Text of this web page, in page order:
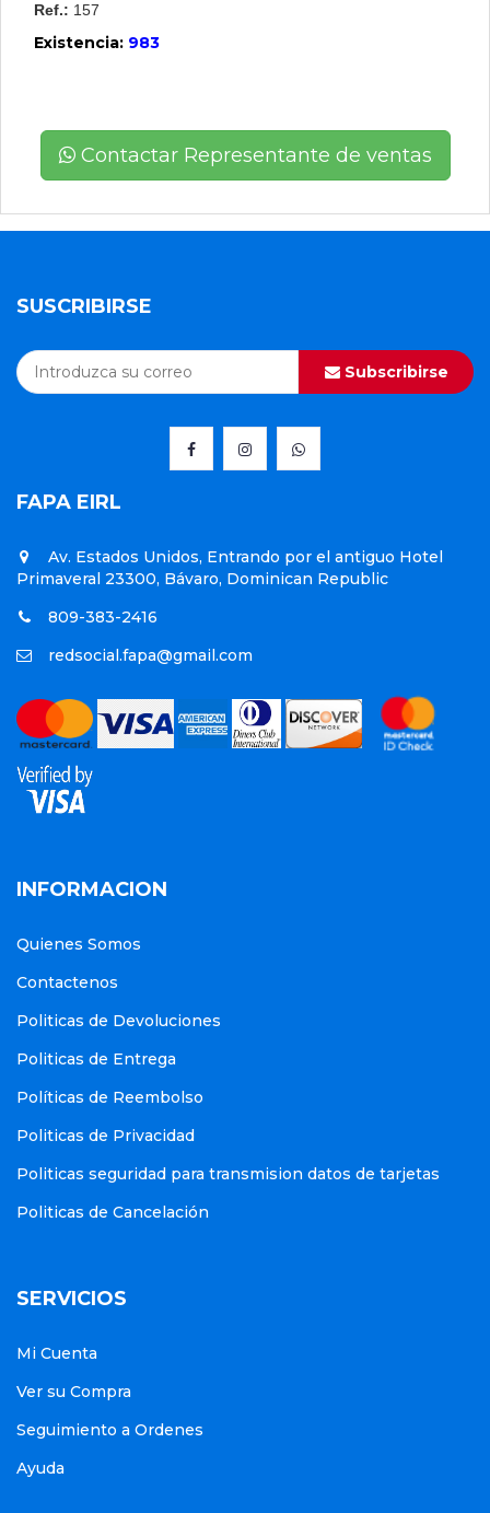
Ref.: 157
Existencia: 983
Contactar Representante de ventas
SUSCRIBIRSE
Subscribirse
FAPA EIRL
Av. Estados Unidos, Entrando por el antiguo Hotel
Primaveral 23300, Bávaro, Dominican Republic
809-383-2416
redsocial.fapa@gmail.com
INFORMACION
Quienes Somos
Contactenos
Politicas de Devoluciones
Politicas de Entrega
Políticas de Reembolso
Politicas de Privacidad
Politicas seguridad para transmision datos de tarjetas
Politicas de Cancelación
SERVICIOS
Mi Cuenta
Ver su Compra
Seguimiento a Ordenes
Ayuda